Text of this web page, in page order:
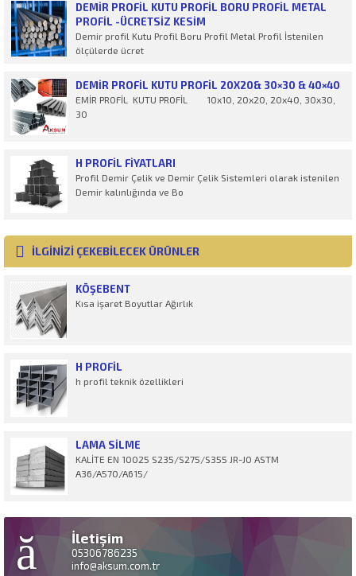
DEMIR PROFIL KUTU PROFIL BORU PROFIL METAL
PROFIL -ÜCRETSİZ KESİM
Demir profil Kutu Profil Boru Profil Metal Profil İstenilen
ölçülerde ücret
DEMIR PROFIL KUTU PROFIL 20X20& 30×30 & 40×40
EMİR PROFİL KUTU PROFİL 10x10, 20x20, 20x40, 30x30,
30
H PROFİL FIYATLARI
Profil Demir Çelik ve Demir Çelik Sistemleri olarak istenilen
Demir kalınlığında ve Bo
İLGİNİZİ ÇEKEBİLECEK ÜRÜNLER
KÖŞEBENT
Kısa işaret Boyutlar Ağırlık
H PROFIL
h profil teknik özellikleri
LAMA SILME
KALİTE EN 10025 S235/S275/S355 JR-J0 ASTM
A36/A570/A615/
İletişim
05306786235
info@aksum.com.tr